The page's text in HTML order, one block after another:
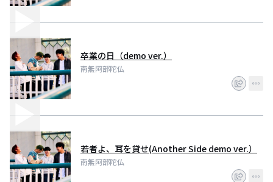
卒業の日（demo ver.）
南無阿部陀仏
若者よ、耳を貸せ(Another Side demo ver.）
南無阿部陀仏